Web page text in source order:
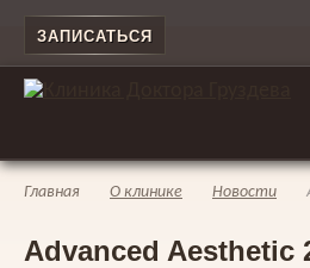
Главная О клинике Новости
Advanced Aesthetic
ЗАПИСАТЬСЯ